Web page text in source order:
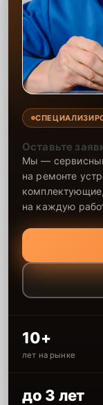
Оставьте
Мы —
на ремонте
на каждую
10+
лет на рынке
до 3 лет